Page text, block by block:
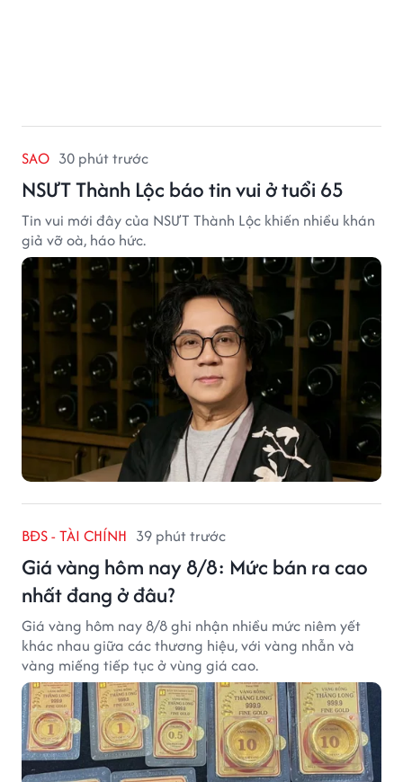
SAO 30 phút trước
NSƯT Thành Lộc báo tin vui ở tuổi 65
Tin vui mới đây của NSƯT Thành Lộc khiến nhiều khán
giả vỡ oà, háo hức.
BĐS - TÀI CHÍNH 39 phút trước
Giá vàng hôm nay 8/8: Mức bán ra cao
nhất đang ở đâu?
Giá vàng hôm nay 8/8 ghi nhận nhiều mức niêm yết
khác nhau giữa các thương hiệu, với vàng nhẫn và
vàng miếng tiếp tục ở vùng giá cao.